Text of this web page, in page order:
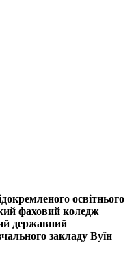
освітнього
фаховий коледж
державний
закладу Вуїн